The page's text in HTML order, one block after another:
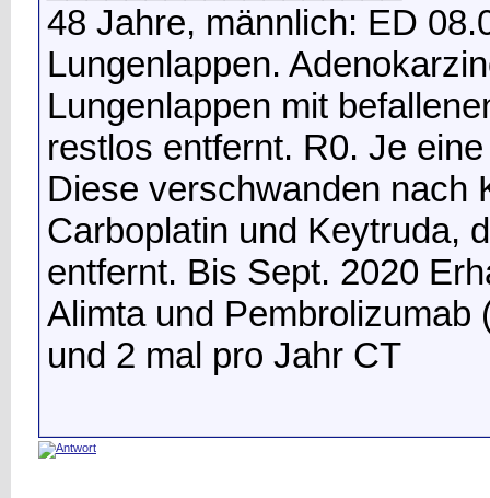
48 Jahre, männlich: ED
Lungenlappen.
Lungenlappen mit
restlos entfernt. R0. Je
Diese verschwanden nach
Carboplatin und Keytruda,
entfernt. Bis Sept. 2020
Alimta und Pembrolizumab
und 2 mal pro Jahr CT